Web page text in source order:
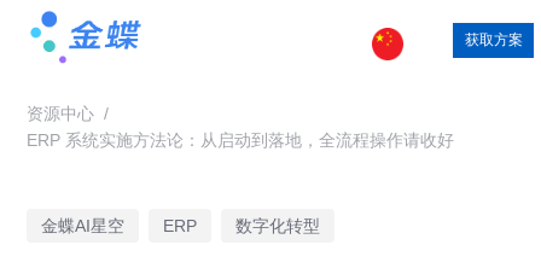
获取方案
资源中心 /
ERP 系统实施方法论：从启动到落地，全流程操作请收好
金蝶AI星空 ERP 数字化转型